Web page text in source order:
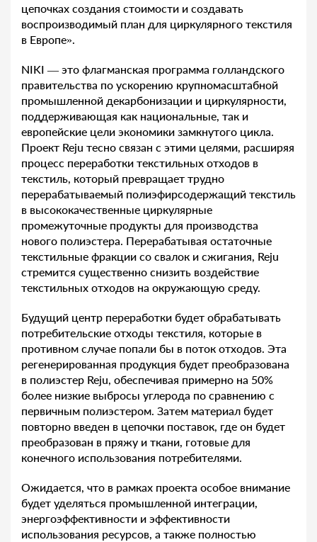
цепочках создания стоимости и создавать
воспроизводимый план для циркулярного текстиля
в Европе».
NIKI — это флагманская программа голландского
правительства по ускорению крупномасштабной
промышленной декарбонизации и циркулярности,
поддерживающая как национальные, так и
европейские цели экономики замкнутого цикла.
Проект Reju тесно связан с этими целями, расширяя
процесс переработки текстильных отходов в
текстиль, который превращает трудно
перерабатываемый полиэфирсодержащий текстиль
в высококачественные циркулярные
промежуточные продукты для производства
нового полиэстера. Перерабатывая остаточные
текстильные фракции со свалок и сжигания, Reju
стремится существенно снизить воздействие
текстильных отходов на окружающую среду.
Будущий центр переработки будет обрабатывать
потребительские отходы текстиля, которые в
противном случае попали бы в поток отходов. Эта
регенерированная продукция будет преобразована
в полиэстер Reju, обеспечивая примерно на 50%
более низкие выбросы углерода по сравнению с
первичным полиэстером. Затем материал будет
повторно введен в цепочки поставок, где он будет
преобразован в пряжу и ткани, готовые для
конечного использования потребителями.
Ожидается, что в рамках проекта особое внимание
будет уделяться промышленной интеграции,
энергоэффективности и эффективности
использования ресурсов, а также полностью